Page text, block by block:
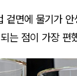
겉면에 물기가 안
는 점이 가장 편